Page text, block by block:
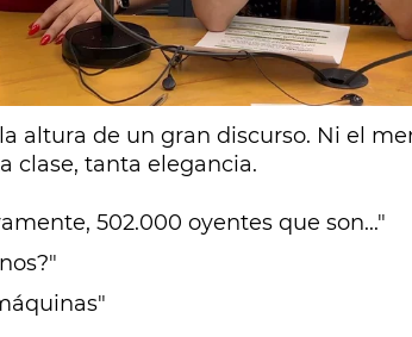
los jefes de las mañanas, han
y Letiziapara compartir su
enla última oleada del EGM.
altura de un gran discurso. Ni el
clase, tanta elegancia.
502.000 oyentes que son..."